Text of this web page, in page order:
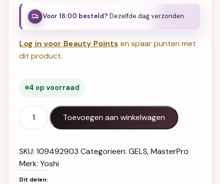
Voor 16:00 besteld? Dezelfde dag verzonden.
Log in voor Beauty Points en spaar punten met
dit product.
4 op voorraad
Master PRO Self-Leveling Gel UV LED Cover Peach 50
Toevoegen aan winkelwagen
SKU: 109492903 Categorieën: GELS,MasterPro
Merk: Yoshi
Dit delen: